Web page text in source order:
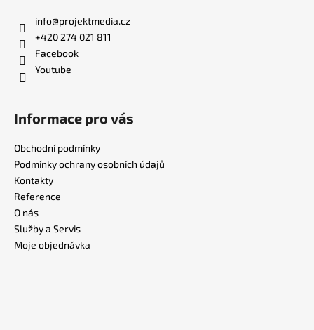
info@projektmedia.cz
+420 274 021 811
Facebook
Youtube
Informace pro vás
Obchodní podmínky
Podmínky ochrany osobních údajů
Kontakty
Reference
O nás
Služby a Servis
Moje objednávka